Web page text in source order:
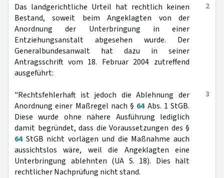
2
Das landgerichtliche Urteil hat rechtlich keinen
Bestand, soweit beim Angeklagten von der
Anordnung der Unterbringung in einer
Entziehungsanstalt abgesehen wurde. Der
Generalbundesanwalt hat dazu in seiner
Antragsschrift vom 18. Februar 2004 zutreffend
ausgeführt:
3
"Rechtsfehlerhaft ist jedoch die Ablehnung der
Anordnung einer Maßregel nach § 64Abs. 1 StGB.
Diese wurde ohne nähere Ausführung lediglich
damit begründet, dass die Voraussetzungen des §
64StGB nicht vorlägen und die Maßnahme auch
aussichtslos wäre, weil die Angeklagten eine
Unterbringung ablehnten (UA S. 18). Dies hält
rechtlicher Nachprüfung nicht stand.